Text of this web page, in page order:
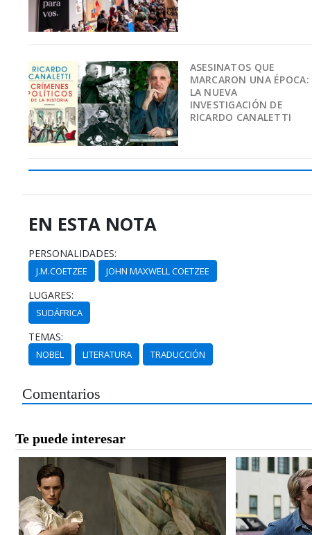
ASESINATOS QUE
MARCARON UNA ÉPOCA:
LA NUEVA
INVESTIGACIÓN DE
RICARDO CANALETTI
EN ESTA NOTA
PERSONALIDADES:
J.M.COETZEE JOHN MAXWELL COETZEE
LUGARES:
SUDÁFRICA
TEMAS:
NOBEL LITERATURA TRADUCCIÓN
Comentarios